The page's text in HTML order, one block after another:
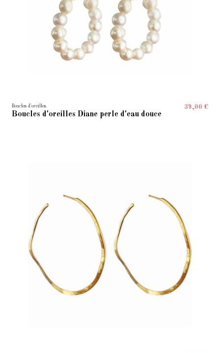
Boucles d'oreilles
Boucles d'oreilles Diane perle d'eau douce
39,00 €